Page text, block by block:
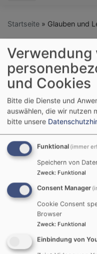
Startseite Glauben und
Glauben
Bildrechte Istock-Fotografie-
Verwendung
und Cookies
Bitte die Dienste und
auswählen, die wir nutzen
bitte unsere
Funktional (immer
Speichern von
Zweck: Funktional
Consent Manager
Cookie Consent
Browser
Zweck: Funktional
Einbindung von